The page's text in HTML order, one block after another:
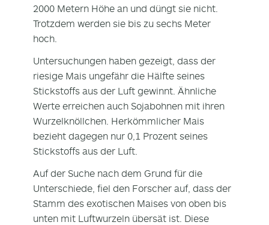
2000 Metern Höhe an und düngt sie nicht.
Trotzdem werden sie bis zu sechs Meter
hoch.
Untersuchungen haben gezeigt, dass der
riesige Mais ungefähr die Hälfte seines
Stickstoffs aus der Luft gewinnt. Ähnliche
Werte erreichen auch Sojabohnen mit ihren
Wurzelknöllchen. Herkömmlicher Mais
bezieht dagegen nur 0,1 Prozent seines
Stickstoffs aus der Luft.
Auf der Suche nach dem Grund für die
Unterschiede, fiel den Forscher auf, dass der
Stamm des exotischen Maises von oben bis
unten mit Luftwurzeln übersät ist. Diese